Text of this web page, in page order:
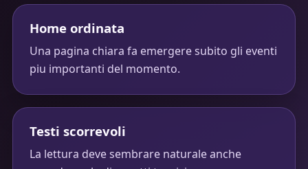
Home ordinata
Una pagina chiara fa emergere subito gli eventi
piu importanti del momento.
Testi scorrevoli
La lettura deve sembrare naturale anche